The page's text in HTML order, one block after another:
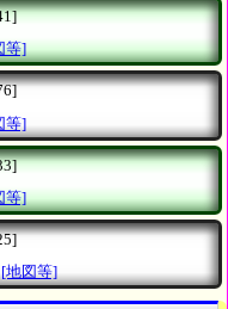
等]
等]
等]
[地図等]